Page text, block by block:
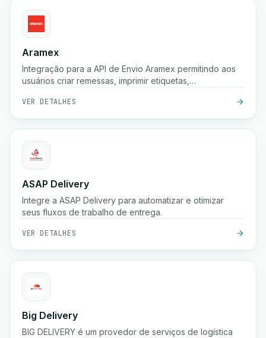
Aramex
Integração para a API de Envio Aramex permitindo aos
usuários criar remessas, imprimir etiquetas,
VER DETALHES
ASAP Delivery
Integre a ASAP Delivery para automatizar e otimizar
seus fluxos de trabalho de entrega.
VER DETALHES
Big Delivery
BIG DELIVERY é um provedor de serviços de logística